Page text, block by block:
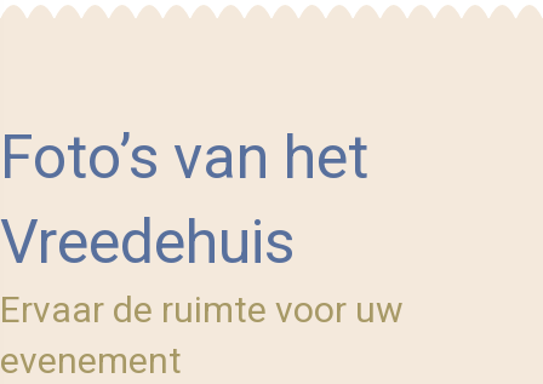
Foto’s van het
Vreedehuis
Ervaar de ruimte voor uw
evenement